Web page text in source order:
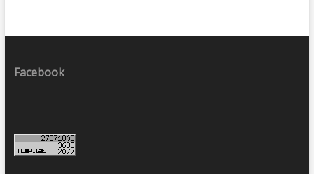
Facebook